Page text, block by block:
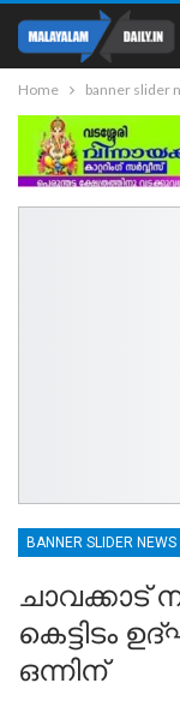
Home banner slider
BANNER SLIDER NEWS
കെട്ടിടം
ഒന്നിന്